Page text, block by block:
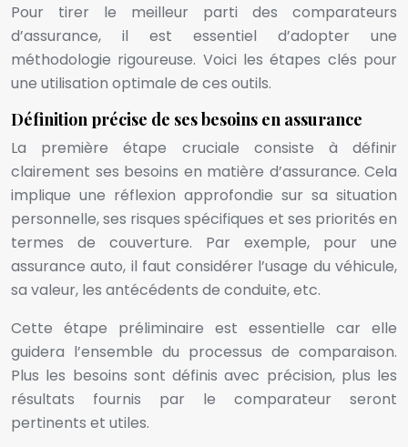
Pour tirer le meilleur parti des comparateurs
d’assurance, il est essentiel d’adopter une
méthodologie rigoureuse. Voici les étapes clés pour
une utilisation optimale de ces outils.
Définition précise de ses besoins en assurance
La première étape cruciale consiste à définir
clairement ses besoins en matière d’assurance. Cela
implique une réflexion approfondie sur sa situation
personnelle, ses risques spécifiques et ses priorités en
termes de couverture. Par exemple, pour une
assurance auto, il faut considérer l’usage du véhicule,
sa valeur, les antécédents de conduite, etc.
Cette étape préliminaire est essentielle car elle
guidera l’ensemble du processus de comparaison.
Plus les besoins sont définis avec précision, plus les
résultats fournis par le comparateur seront
pertinents et utiles.